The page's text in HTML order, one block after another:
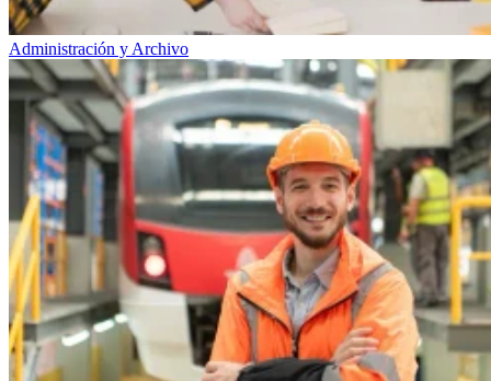
Administración y Archivo